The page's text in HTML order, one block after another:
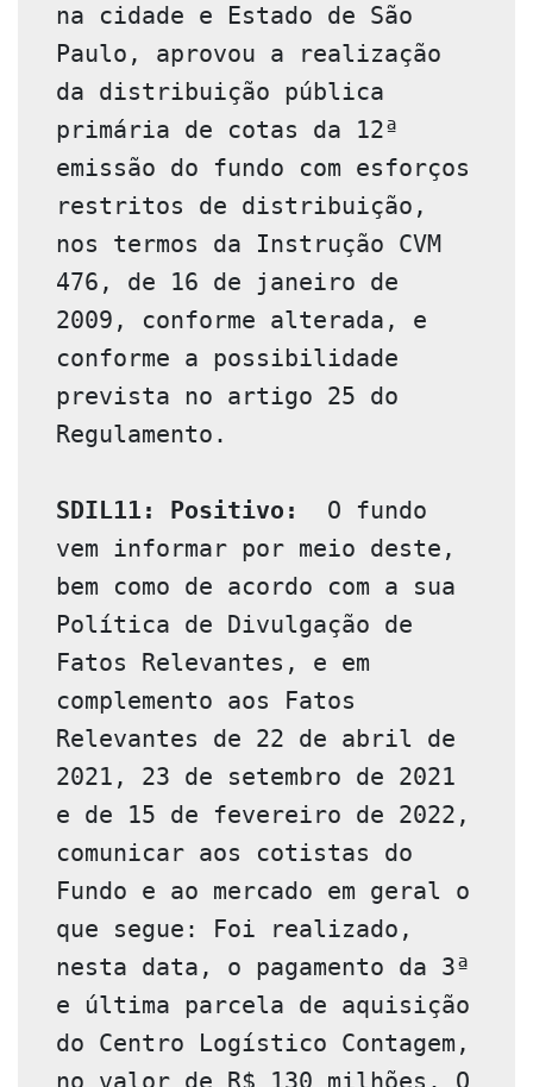
na cidade e Estado de São
Paulo, aprovou a realização
da distribuição pública
primária de cotas da 12ª
emissão do fundo com esforços
restritos de distribuição,
nos termos da Instrução CVM
476, de 16 de janeiro de
2009, conforme alterada, e
conforme a possibilidade
prevista no artigo 25 do
Regulamento.
SDIL11: Positivo:
  O fundo
vem informar por meio deste,
bem como de acordo com a sua
Política de Divulgação de
Fatos Relevantes, e em
complemento aos Fatos
Relevantes de 22 de abril de
2021, 23 de setembro de 2021
e de 15 de fevereiro de 2022,
comunicar aos cotistas do
Fundo e ao mercado em geral o
que segue: Foi realizado,
nesta data, o pagamento da 3ª
e última parcela de aquisição
do Centro Logístico Contagem,